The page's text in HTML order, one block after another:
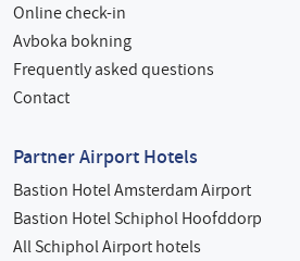
Online check-in
Avboka bokning
Frequently asked questions
Contact
Partner Airport Hotels
Bastion Hotel Amsterdam Airport
Bastion Hotel Schiphol Hoofddorp
All Schiphol Airport hotels